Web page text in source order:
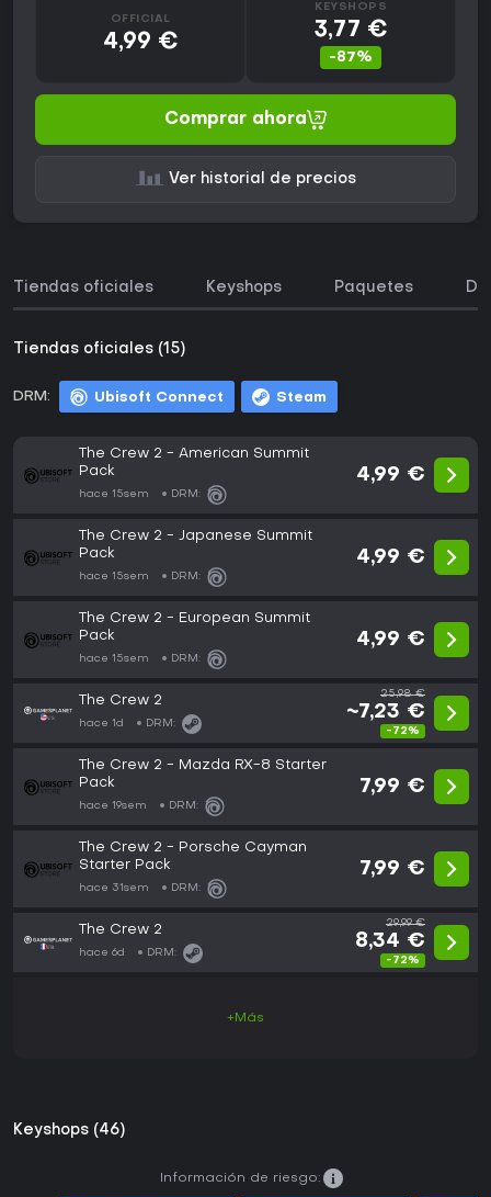
OFFICIAL
4,99 €
KEYSHOPS
3,77 €
-87%
Comprar ahora
Ver historial de precios
Tiendas oficiales Keyshops Paquetes
Tiendas oficiales (15)
DRM: Ubisoft Connect Steam
The Crew 2 - American Summit
Pack
hace 15sem DRM:
4,99 €
The Crew 2 - Japanese Summit
Pack
hace 15sem DRM:
4,99 €
The Crew 2 - European Summit
Pack
hace 15sem DRM:
4,99 €
The Crew 2
hace 1d DRM:
25,98 €
~7,23 €
-72%
The Crew 2 - Mazda RX-8 Starter
Pack
hace 19sem DRM:
7,99 €
The Crew 2 - Porsche Cayman
Starter Pack
hace 31sem DRM:
7,99 €
The Crew 2
hace 6d DRM:
29,99 €
8,34 €
-72%
+Más
Keyshops (46)
Información de riesgo: